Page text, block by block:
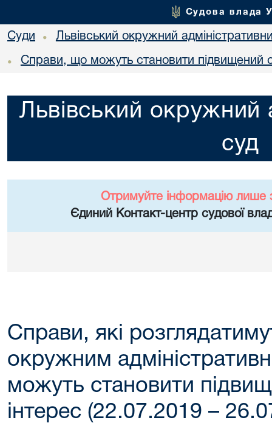
Судова влада
Суди • Львівський окружний
• Справи, що можуть становити підвищений
Львівський окружний
суд
Отримуйте інформацію лише
Єдиний Контакт-центр судової
Справи, які
окружним
можуть становити
інтерес (22.07.2019 –